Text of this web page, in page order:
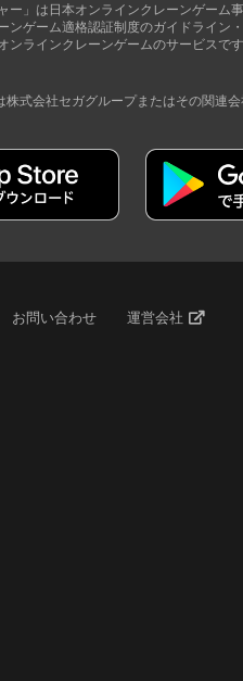
ー」は日本オンラインクレーンゲーム
ンゲーム適格認証制度のガイドライン
ンラインクレーンゲームのサービスです
株式会社セガグループまたはその関連
お問い合わせ 運営会社